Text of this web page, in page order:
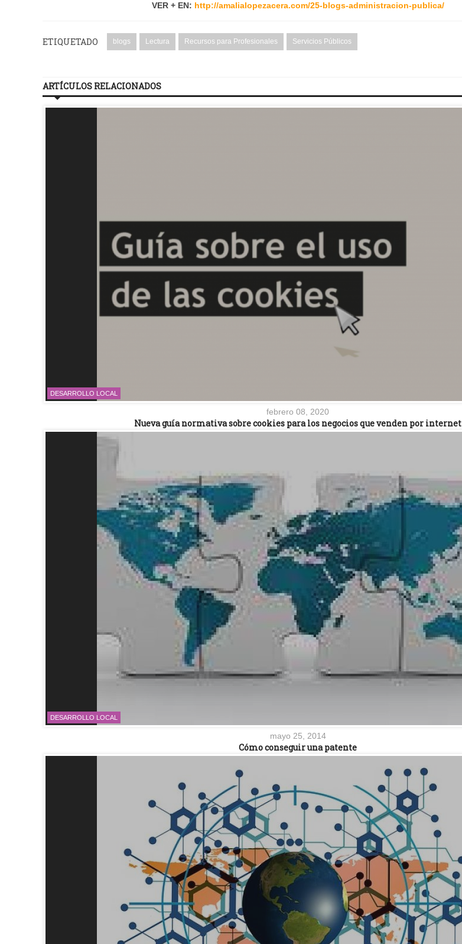
VER + EN: http://amalialopezacera.com/25-blogs-administracion-publica/
ETIQUETADO blogs Lectura Recursos para Profesionales Servicios Públicos
ARTÍCULOS RELACIONADOS
DESARROLLO LOCAL
febrero 08, 2020
Nueva guía normativa sobre cookies para los negocios que venden por internet
DESARROLLO LOCAL
mayo 25, 2014
Cómo conseguir una patente